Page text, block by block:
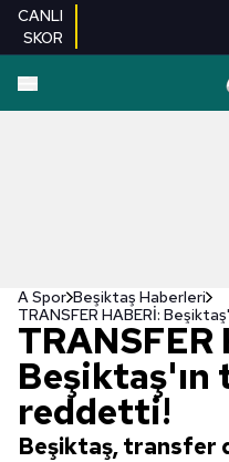
CANLI
SKOR
A Spor Beşiktaş Haberleri
TRANSFER HABERİ:
TRANSFER
reddetti!
Beşiktaş, transfer